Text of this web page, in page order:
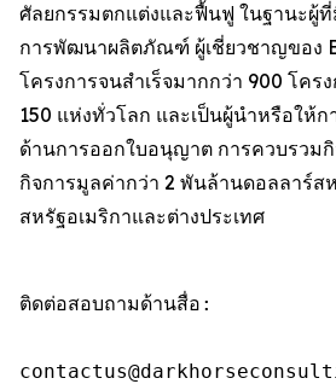
ศัลยกรรมตกแต่งและฟื้นฟู ในฐานะผู้
การพัฒนาผลิตภัณฑ์ ผู้เชี่ยวชาญของ
โครงการจนสำเร็จมากกว่า 900 โคร
150 แห่งทั่วโลก และเป็นผู้นำหรือให้
ด้านการออกใบอนุญาต การควบรวมกิ
กิจการมูลค่ากว่า 2 พันล้านดอลลาร์ส
สหรัฐอเมริกาและต่างประเทศ
ติดต่อสอบถามด้านสื่อ: